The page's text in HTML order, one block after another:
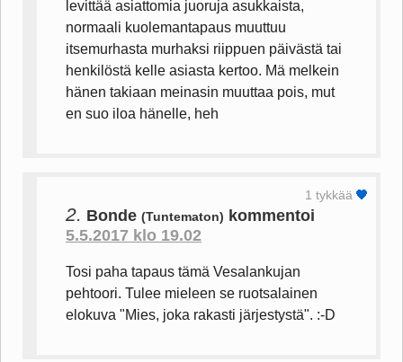
levittää asiattomia juoruja asukkaista,
normaali kuolemantapaus muuttuu
itsemurhasta murhaksi riippuen päivästä tai
henkilöstä kelle asiasta kertoo. Mä melkein
hänen takiaan meinasin muuttaa pois, mut
en suo iloa hänelle, heh
2. Bonde (Tuntematon) kommentoi
5.5.2017 klo 19.02
Tosi paha tapaus tämä Vesalankujan
pehtoori. Tulee mieleen se ruotsalainen
elokuva "Mies, joka rakasti järjestystä". :-D
1 tykkää